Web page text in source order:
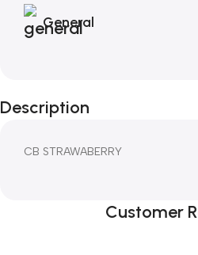
General
Description
CB STRAWABERRY
Customer